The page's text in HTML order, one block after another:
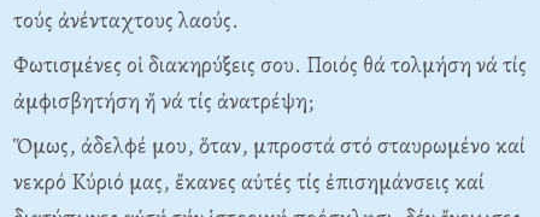
τούς ἀνένταχτους λαούς.
Φωτισμένες οἱ διακηρύξεις σου. Ποιός θά τολμήση νά τίς
ἀμφισβητήση ἤ νά τίς ἀνατρέψη;
Ὅμως, ἀδελφέ μου, ὅταν, μπροστά στό σταυρωμένο καί
νεκρό Kύριό μας, ἔκανες αὐτές τίς ἐπισημάνσεις καί